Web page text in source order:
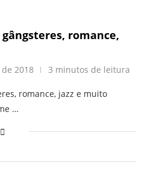
romance,
2018 3 minutos de leitura
romance, jazz e muito
…